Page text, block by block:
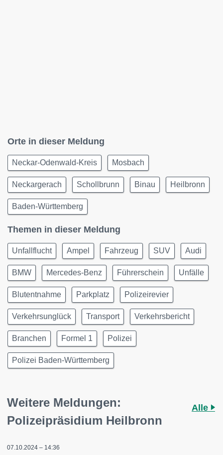
Orte in dieser Meldung
Neckar-Odenwald-Kreis Mosbach
Neckargerach Schollbrunn Binau Heilbronn
Baden-Württemberg
Themen in dieser Meldung
Unfallflucht Ampel Fahrzeug SUV Audi
BMW Mercedes-Benz Führerschein Unfälle
Blutentnahme Parkplatz Polizeirevier
Verkehrsunglück Transport Verkehrsbericht
Branchen Formel 1 Polizei
Polizei Baden-Württemberg
Weitere Meldungen:
Polizeipräsidium Heilbronn
Alle
07.10.2024 – 14:36